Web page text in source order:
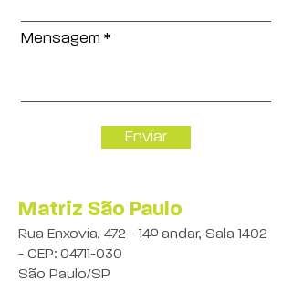
Mensagem
Enviar
Matriz São Paulo
Rua Enxovia, 472 - 14º andar, Sala 1402
- CEP: 04711-030
São Paulo/SP